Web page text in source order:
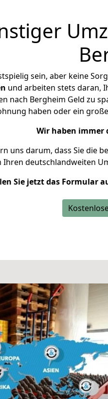
sein, aber keine
und arbeiten stets daran,
nach Bergheim Geld zu
haben oder ein
Wir haben immer
uns darum, dass Sie die
Ihren deutschlandweiten
Sie jetzt das Formular